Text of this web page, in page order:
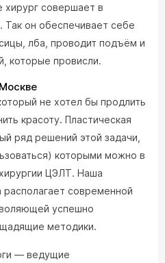
совершает в
Так он обеспечивает себе
лба, проводит подъём и
которые провисли.
не хотел бы продлить
красоту. Пластическая
ряд решений этой задачи,
которыми можно в
ЦЭЛТ. Наша
располагает современной
успешно
методики.
— ведущие